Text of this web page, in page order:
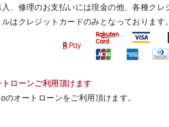
入、修理のお支払いには現金の他、各種ク
ルはクレジットカードのみとなっております
トローンご利用頂けます
のオートローンをご利用頂けます。